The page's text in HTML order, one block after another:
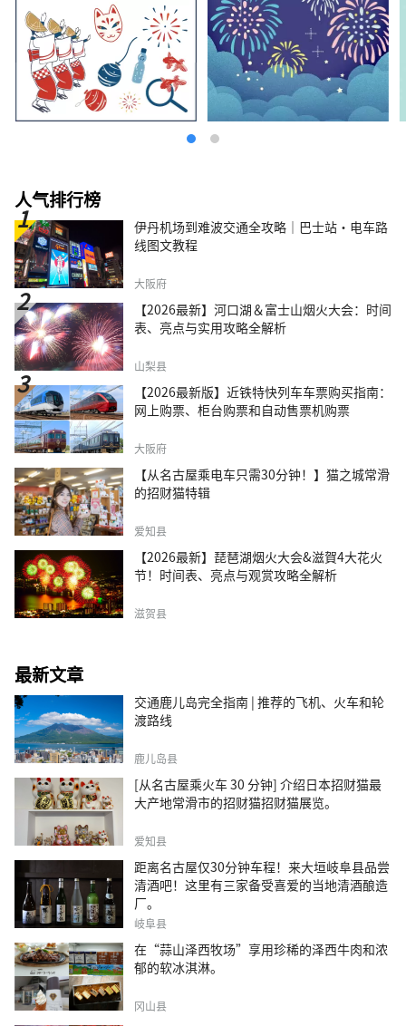
人气排行榜
伊丹机场到难波交通全攻略｜巴士站・电车路
线图文教程
大阪府
【2026最新】河口湖＆富士山烟火大会：时间
表、亮点与实用攻略全解析
山梨县
【2026最新版】近铁特快列车车票购买指南：
网上购票、柜台购票和自动售票机购票
大阪府
【从名古屋乘电车只需30分钟！】猫之城常滑
的招财猫特辑
爱知县
【2026最新】琵琶湖烟火大会&滋賀4大花火
节！时间表、亮点与观赏攻略全解析
滋贺县
最新文章
交通鹿儿岛完全指南 | 推荐的飞机、火车和轮
渡路线
鹿儿岛县
[从名古屋乘火车 30 分钟] 介绍日本招财猫最
大产地常滑市的招财猫招财猫展览。
爱知县
距离名古屋仅30分钟车程！来大垣岐阜县品尝
清酒吧！这里有三家备受喜爱的当地清酒酿造
厂。
岐阜县
在“蒜山泽西牧场”享用珍稀的泽西牛肉和浓
郁的软冰淇淋。
冈山县